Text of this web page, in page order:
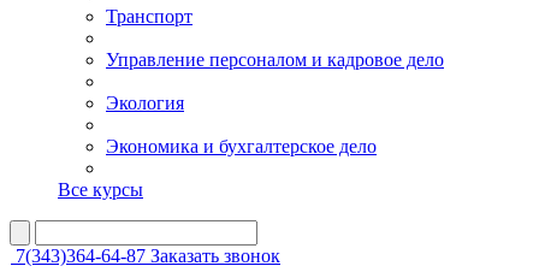
Транспорт
Управление персоналом и кадровое дело
Экология
Экономика и бухгалтерское дело
Все курсы
7(343)364-64-87 Заказать звонок